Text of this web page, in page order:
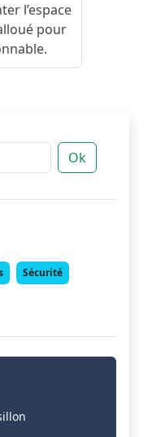
l’espace
pour
Ok
Sécurité